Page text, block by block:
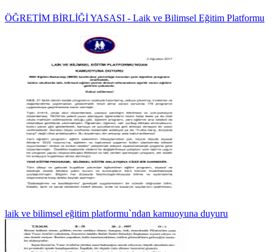
ÖĞRETİM BİRLİĞİ YASASI - Laik ve Bilimsel Eğitim Platformu
laik ve bilimsel eğitim platformu`ndan kamuoyuna duyuru